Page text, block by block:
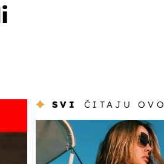
SVI ČITAJU OVO